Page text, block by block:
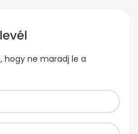
hogy ne maradj le a